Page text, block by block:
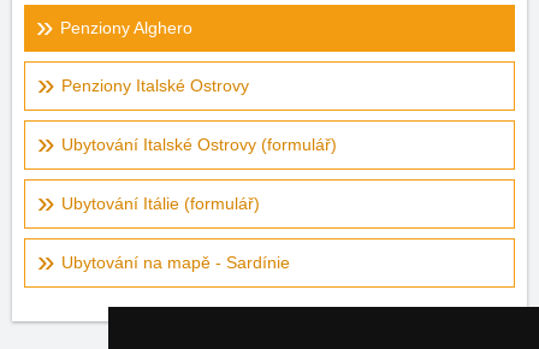
Penziony Alghero
Penziony Italské Ostrovy
Ubytování Italské Ostrovy (formulář)
Ubytování Itálie (formulář)
Ubytování na mapě - Sardínie